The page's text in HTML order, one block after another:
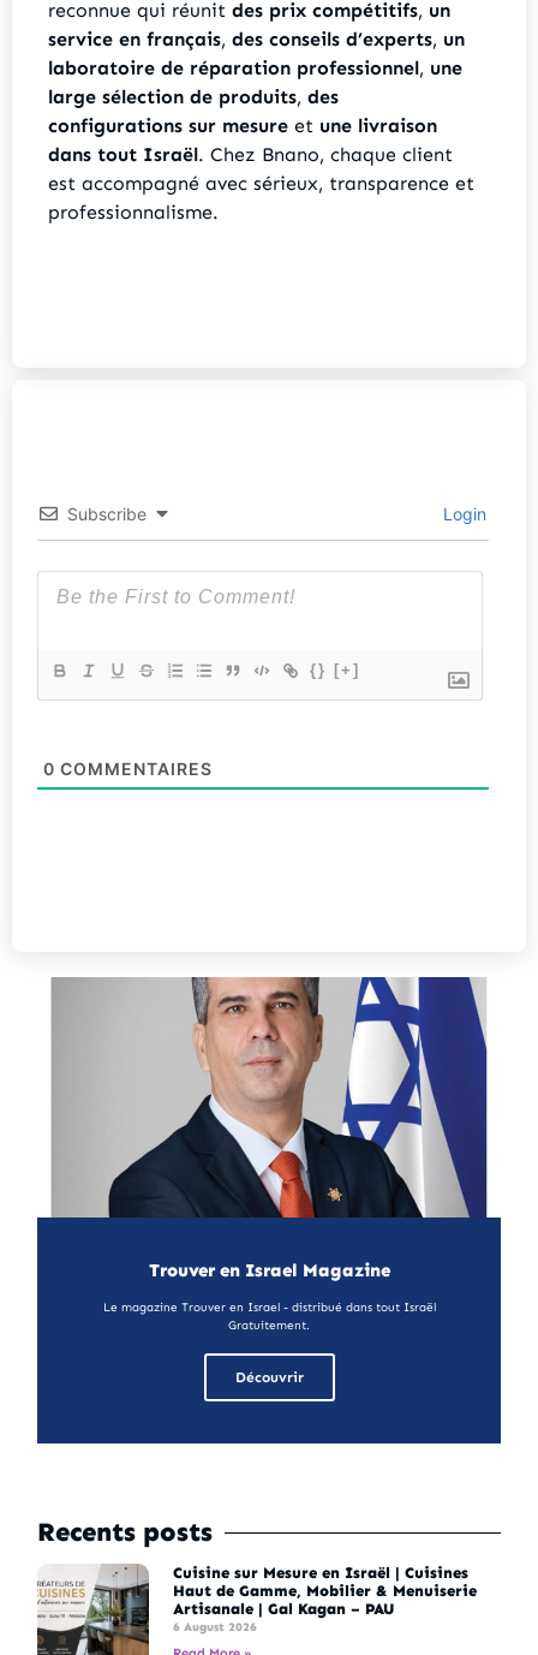
reconnue qui réunit des prix compétitifs, un
service en français, des conseils d’experts, un
laboratoire de réparation professionnel, une
large sélection de produits, des
configurations sur mesure et une livraison
dans tout Israël. Chez Bnano, chaque client
est accompagné avec sérieux, transparence et
professionnalisme.
Subscribe Login
{} [+]
0 COMMENTAIRES
Trouver en Israel Magazine
Le magazine Trouver en Israel - distribué dans tout Israël
Gratuitement.
Découvrir
Recents posts
Cuisine sur Mesure en Israël | Cuisines
Haut de Gamme, Mobilier & Menuiserie
Artisanale | Gal Kagan – PAU
6 August 2026